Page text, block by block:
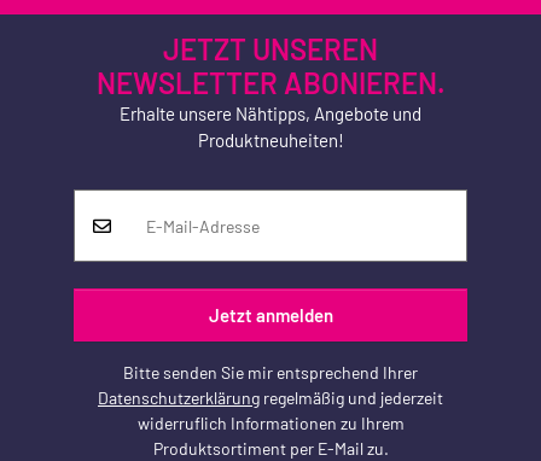
JETZT UNSEREN
NEWSLETTER ABONIEREN.
Erhalte unsere Nähtipps, Angebote und
Produktneuheiten!
Jetzt anmelden
Bitte senden Sie mir entsprechend Ihrer
Datenschutzerklärung regelmäßig und jederzeit
widerruflich Informationen zu Ihrem
Produktsortiment per E-Mail zu.